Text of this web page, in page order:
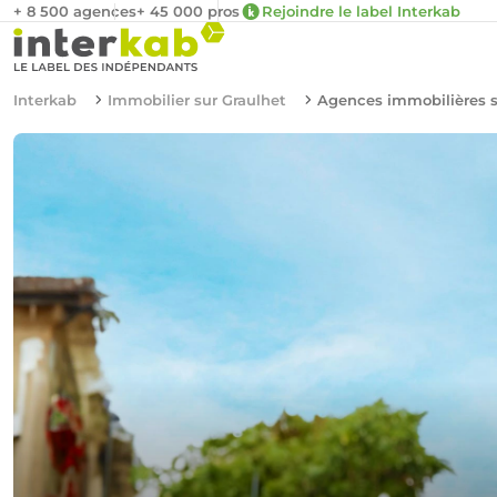
+ 8 500 agences+ 45 000 pros Rejoindre le label Interkab
Interkab Immobilier sur Graulhet Agences immobilières